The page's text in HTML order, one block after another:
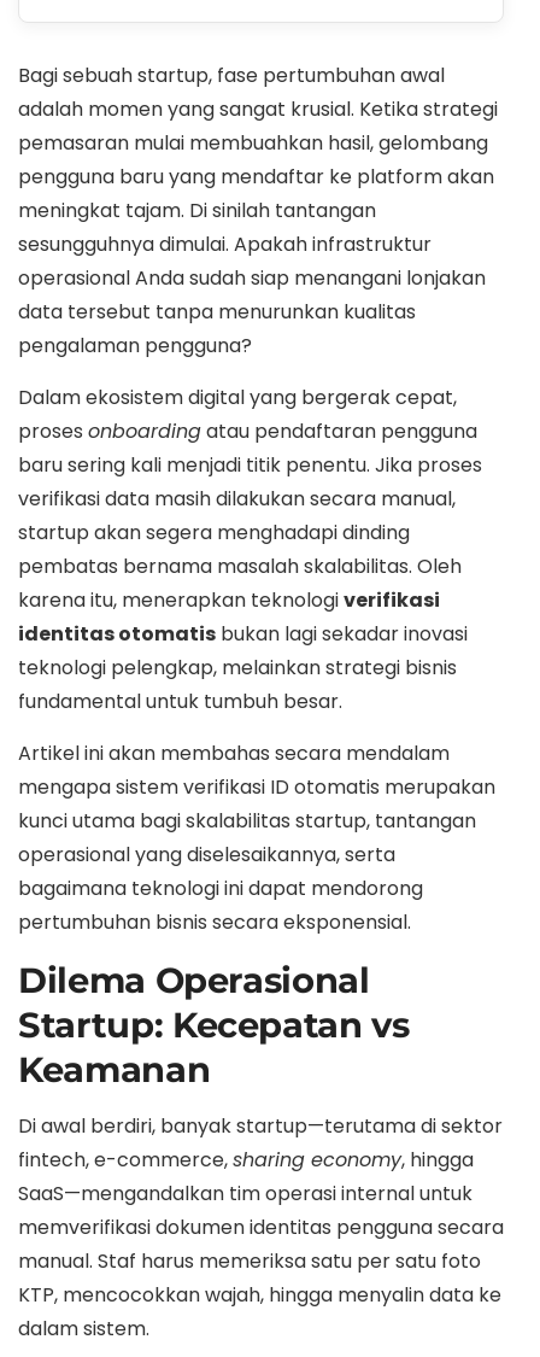
Bagi sebuah startup, fase pertumbuhan awal
adalah momen yang sangat krusial. Ketika strategi
pemasaran mulai membuahkan hasil, gelombang
pengguna baru yang mendaftar ke platform akan
meningkat tajam. Di sinilah tantangan
sesungguhnya dimulai. Apakah infrastruktur
operasional Anda sudah siap menangani lonjakan
data tersebut tanpa menurunkan kualitas
pengalaman pengguna?
Dalam ekosistem digital yang bergerak cepat,
proses onboardingatau pendaftaran pengguna
baru sering kali menjadi titik penentu. Jika proses
verifikasi data masih dilakukan secara manual,
startup akan segera menghadapi dinding
pembatas bernama masalah skalabilitas. Oleh
karena itu, menerapkan teknologiverifikasi
identitas otomatis bukan lagi sekadar inovasi
teknologi pelengkap, melainkan strategi bisnis
fundamental untuk tumbuh besar.
Artikel ini akan membahas secara mendalam
mengapa sistem verifikasi ID otomatis merupakan
kunci utama bagi skalabilitas startup, tantangan
operasional yang diselesaikannya, serta
bagaimana teknologi ini dapat mendorong
pertumbuhan bisnis secara eksponensial.
Dilema Operasional
Startup: Kecepatan vs
Keamanan
Di awal berdiri, banyak startup—terutama di sektor
fintech, e-commerce,sharing economy, hingga
SaaS—mengandalkan tim operasi internal untuk
memverifikasi dokumen identitas pengguna secara
manual. Staf harus memeriksa satu per satu foto
KTP, mencocokkan wajah, hingga menyalin data ke
dalam sistem.